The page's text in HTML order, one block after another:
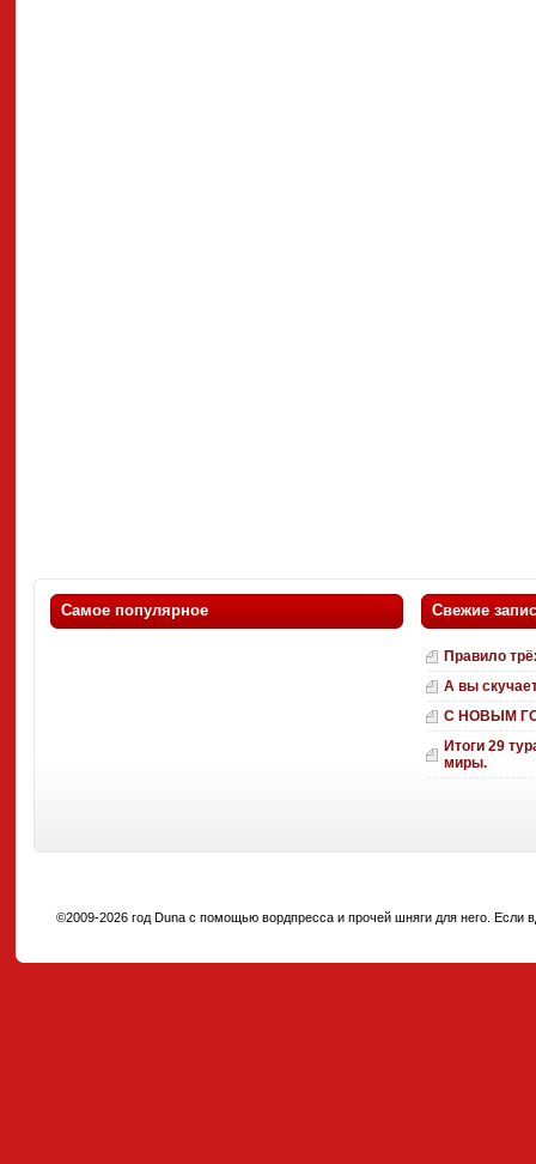
Самое популярное Свежие
Правило
А вы
С НОВЫМ
Итоги 29
миры.
©2009-2026 год Duna с помощью вордпресса и прочей шняги для него. Если